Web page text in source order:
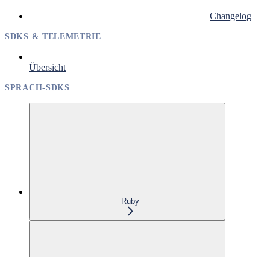
Changelog
SDKS & TELEMETRIE
Übersicht
SPRACH-SDKS
Ruby